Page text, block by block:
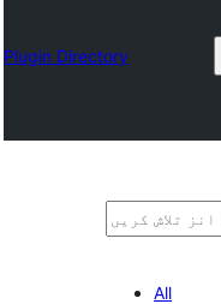
Plugin Directory
تلاش
All